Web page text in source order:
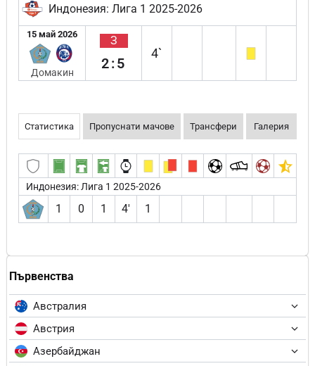
Първенства
Австралия
Австрия
Азербайджан
Индонезия: Лига 1 2025-2026
15 май 2026
Домакин
З
2:5
4`
Статистика Пропуснати мачове Трансфери Галерия
Индонезия: Лига 1 2025-2026
1 0 1 4′ 1